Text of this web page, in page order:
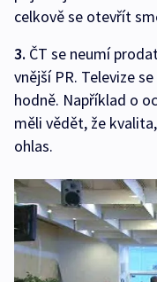
celkově se otevřít
3. ČT se neumí
vnější PR. Televize
hodně. Například o
měli vědět, že
ohlas.